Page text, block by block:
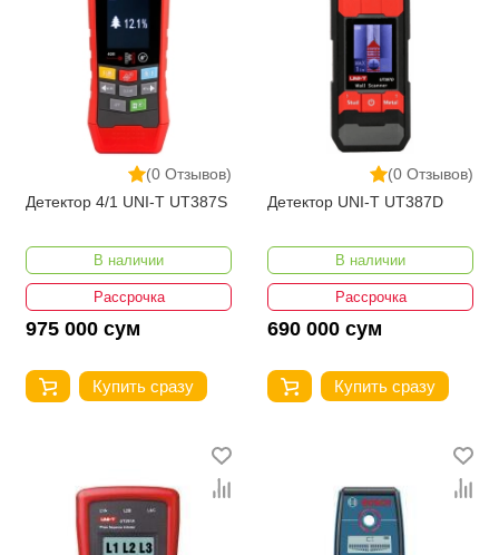
(0 Отзывов)
Детектор 4/1 UNI-T UT387S
В наличии
Рассрочка
975 000 сум
Купить сразу
(0 Отзывов)
Детектор UNI-T UT387D
В наличии
Рассрочка
690 000 сум
Купить сразу